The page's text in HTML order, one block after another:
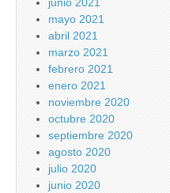
junio 2021
mayo 2021
abril 2021
marzo 2021
febrero 2021
enero 2021
noviembre 2020
octubre 2020
septiembre 2020
agosto 2020
julio 2020
junio 2020